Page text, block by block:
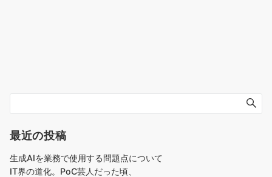
最近の投稿
生成AIを業務で使用する問題点について
IT界の道化。PoC芸人だった頃、